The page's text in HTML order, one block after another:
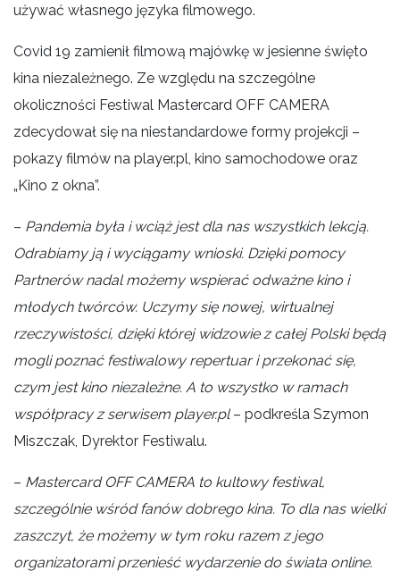
używać własnego języka filmowego.
Covid 19 zamienił filmową majówkę w jesienne święto
kina niezależnego. Ze względu na szczególne
okoliczności Festiwal Mastercard OFF CAMERA
zdecydował się na niestandardowe formy projekcji –
pokazy filmów na player.pl, kino samochodowe oraz
„Kino z okna”.
– Pandemia była i wciąż jest dla nas wszystkich lekcją.
Odrabiamy ją i wyciągamy wnioski. Dzięki pomocy
Partnerów nadal możemy wspierać odważne kino i
młodych twórców. Uczymy się nowej, wirtualnej
rzeczywistości, dzięki której widzowie z całej Polski będą
mogli poznać festiwalowy repertuar i przekonać się,
czym jest kino niezależne. A to wszystko w ramach
współpracy z serwisem player.pl– podkreśla Szymon
Miszczak, Dyrektor Festiwalu.
– Mastercard OFF CAMERA to kultowy festiwal,
szczególnie wśród fanów dobrego kina. To dla nas wielki
zaszczyt, że możemy w tym roku razem z jego
organizatorami przenieść wydarzenie do świata online.